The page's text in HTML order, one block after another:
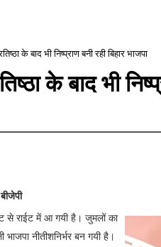
के बाद भी निष्‍प्राण बनी रही बिहार भाजपा
के बाद भी
से राईट में आ गयी है। जुमलों का
नीतीशनिर्भर बन गयी है।